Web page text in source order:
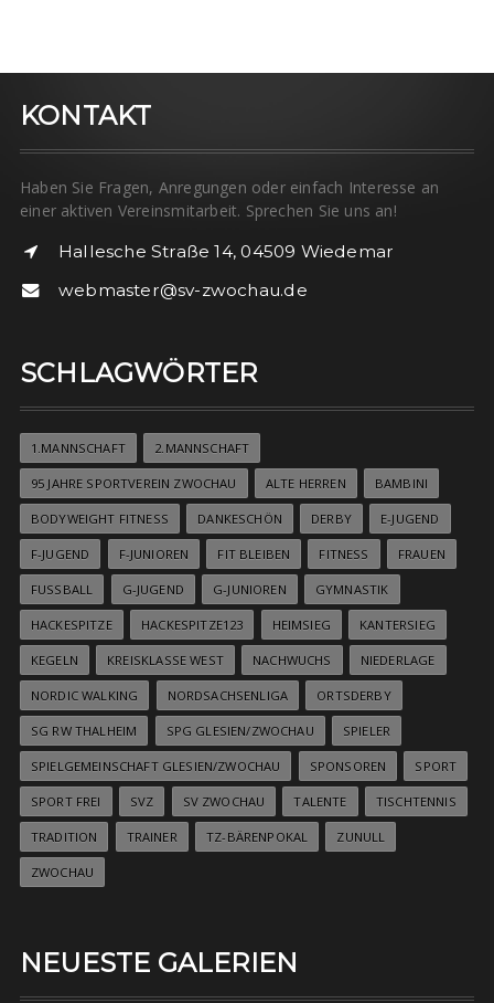
KONTAKT
Haben Sie Fragen, Anregungen oder einfach Interesse an
einer aktiven Vereinsmitarbeit. Sprechen Sie uns an!
Hallesche Straße 14, 04509 Wiedemar
webmaster@sv-zwochau.de
SCHLAGWÖRTER
1.MANNSCHAFT 2.MANNSCHAFT
95 JAHRE SPORTVEREIN ZWOCHAU ALTE HERREN BAMBINI
BODYWEIGHT FITNESS DANKESCHÖN DERBY E-JUGEND
F-JUGEND F-JUNIOREN FIT BLEIBEN FITNESS FRAUEN
FUSSBALL G-JUGEND G-JUNIOREN GYMNASTIK
HACKESPITZE HACKESPITZE123 HEIMSIEG KANTERSIEG
KEGELN KREISKLASSE WEST NACHWUCHS NIEDERLAGE
NORDIC WALKING NORDSACHSENLIGA ORTSDERBY
SG RW THALHEIM SPG GLESIEN/ZWOCHAU SPIELER
SPIELGEMEINSCHAFT GLESIEN/ZWOCHAU SPONSOREN SPORT
SPORT FREI SVZ SV ZWOCHAU TALENTE TISCHTENNIS
TRADITION TRAINER TZ-BÄRENPOKAL ZUNULL
ZWOCHAU
NEUESTE GALERIEN